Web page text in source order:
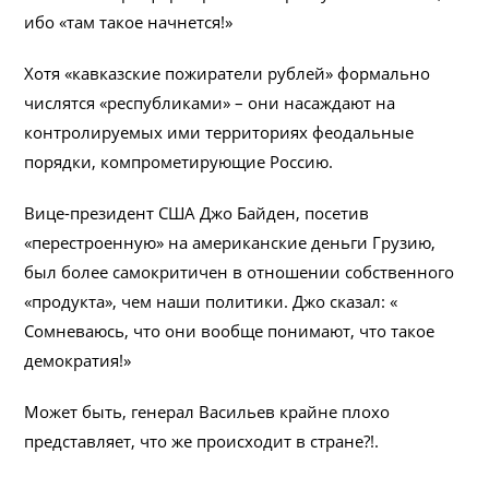
ибо «там такое начнется!»
Хотя «кавказские пожиратели рублей» формально
числятся «республиками» – они насаждают на
контролируемых ими территориях феодальные
порядки, компрометирующие Россию.
Вице-президент США Джо Байден, посетив
«перестроенную» на американские деньги Грузию,
был более самокритичен в отношении собственного
«продукта», чем наши политики. Джо сказал: «
Сомневаюсь, что они вообще понимают, что такое
демократия!»
Может быть, генерал Васильев крайне плохо
представляет, что же происходит в стране?!.